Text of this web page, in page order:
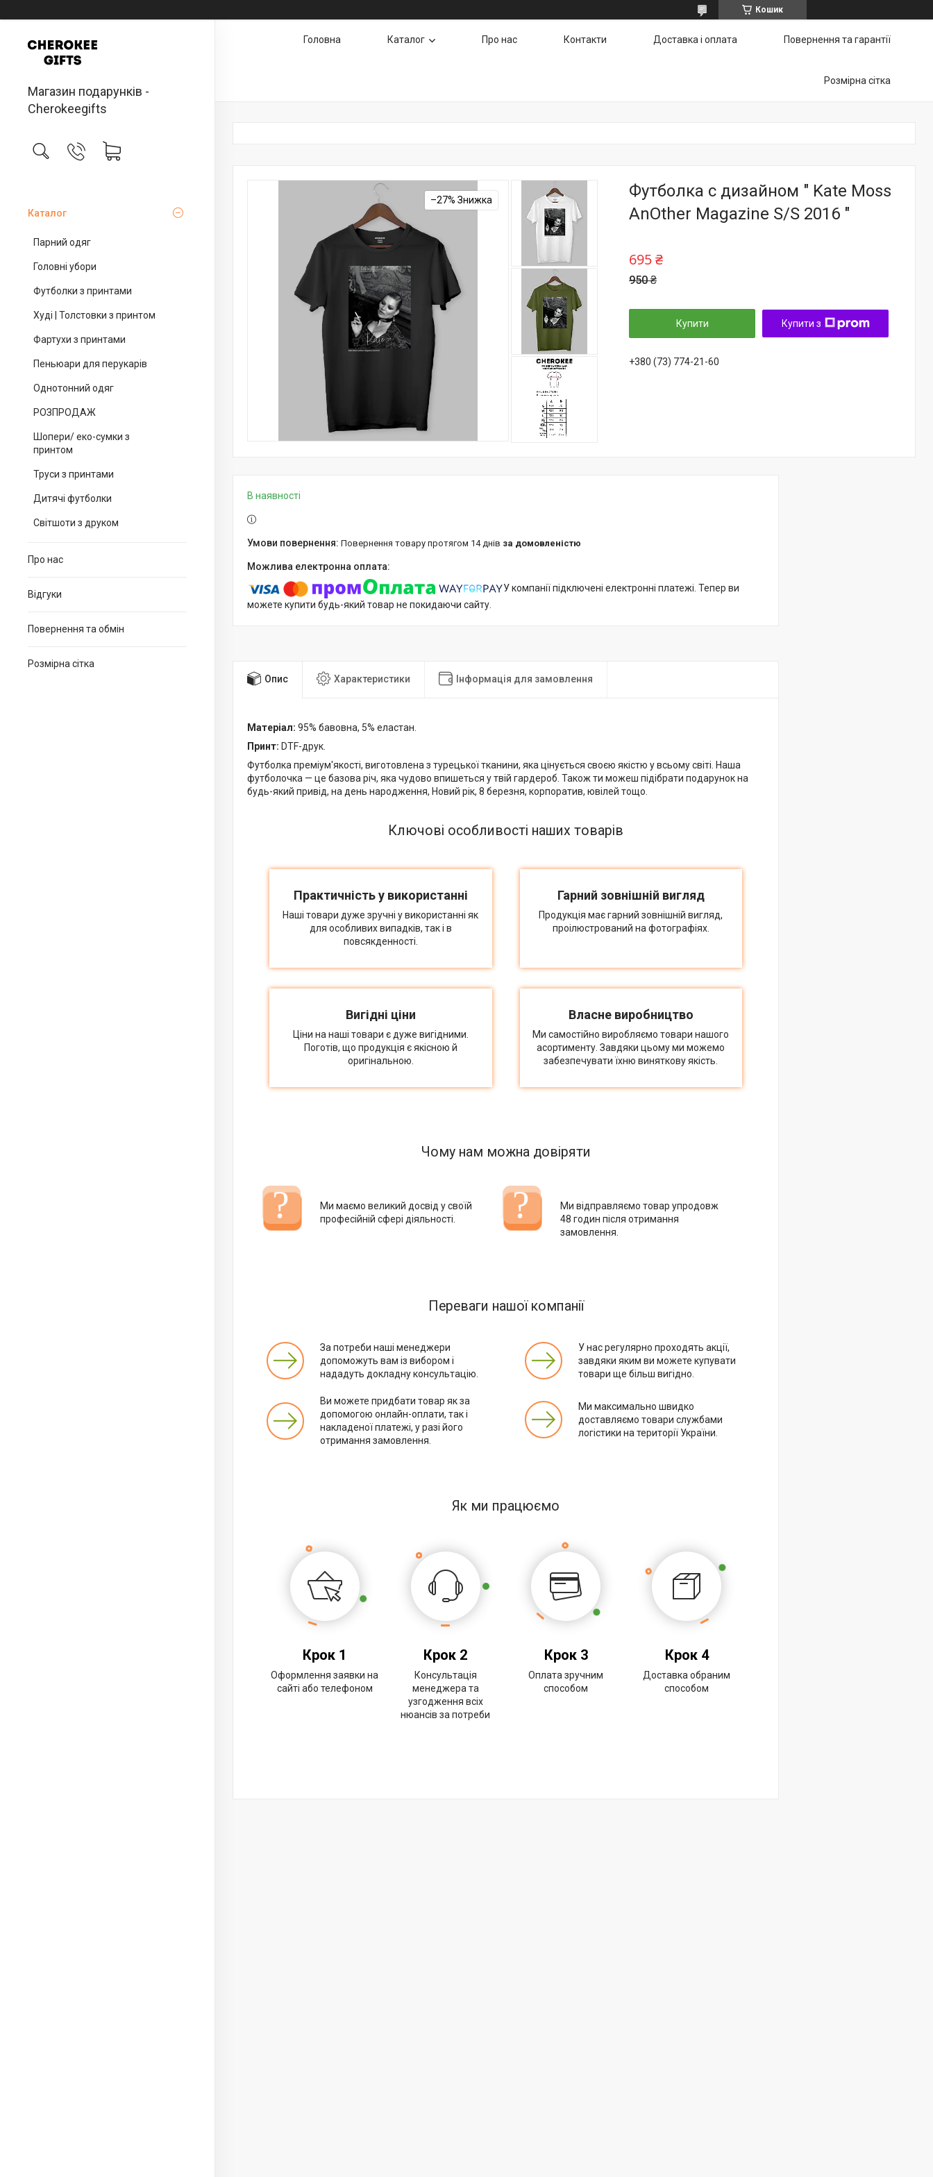
Кошик
Магазин подарунків -
Cherokeegifts
Каталог
Парний одяг
Головні убори
Футболки з принтами
Худі | Толстовки з принтом
Фартухи з принтами
Пеньюари для перукарів
Однотонний одяг
РОЗПРОДАЖ
Шопери/ еко-сумки з
принтом
Труси з принтами
Дитячі футболки
Світшоти з друком
Про нас
Відгуки
Повернення та обмін
Розмірна сітка
Головна Каталог Про нас Контакти Доставка і оплата Повернення та гарантії
Розмірна сітка
–27%
Футболка с дизайном " Kate Moss
AnOther Magazine S/S 2016 "
950 ₴
695 ₴
Купити Купити з
+380 (73) 774-21-60
В наявності
повернення товару протягом 14 днів за домовленістю
У компанії підключені електронні платежі. Тепер ви
можете купити будь-який товар не покидаючи сайту.
Опис Характеристики Інформація для замовлення
Матеріал: 95% бавовна, 5% еластан.
Принт: DTF-друк.
Футболка преміум'якості, виготовлена з турецької тканини, яка цінується своєю якістю у всьому світі. Наша
футболочка — це базова річ, яка чудово впишеться у твій гардероб. Також ти можеш підібрати подарунок на
будь-який привід, на день народження, Новий рік, 8 березня, корпоратив, ювілей тощо.
Ключові особливості наших товарів
Практичність у використанні
Наші товари дуже зручні у використанні як
для особливих випадків, так і в
повсякденності.
Гарний зовнішній вигляд
Продукція має гарний зовнішній вигляд,
проілюстрований на фотографіях.
Вигідні ціни
Ціни на наші товари є дуже вигідними.
Поготів, що продукція є якісною й
оригінальною.
Власне виробництво
Ми самостійно виробляємо товари нашого
асортименту. Завдяки цьому ми можемо
забезпечувати їхню виняткову якість.
Чому нам можна довіряти
Ми маємо великий досвід у своїй
професійній сфері діяльності.
Ми відправляємо товар упродовж
48 годин після отримання
замовлення.
Переваги нашої компанії
За потреби наші менеджери
допоможуть вам із вибором і
нададуть докладну консультацію.
Ви можете придбати товар як за
допомогою онлайн-оплати, так і
накладеної платежі, у разі його
отримання замовлення.
У нас регулярно проходять акції,
завдяки яким ви можете купувати
товари ще більш вигідно.
Ми максимально швидко
доставляємо товари службами
логістики на території України.
Як ми працюємо
Крок 1
Оформлення заявки на
сайті або телефоном
Крок 2
Консультація
менеджера та
узгодження всіх
нюансів за потреби
Крок 3
Оплата зручним
способом
Крок 4
Доставка обраним
способом